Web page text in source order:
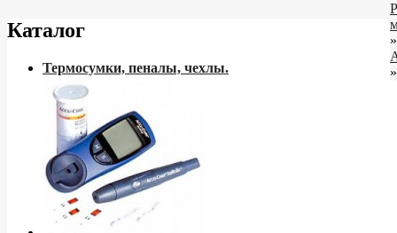
Каталог
Термосумки, пеналы, чехлы.
»
»